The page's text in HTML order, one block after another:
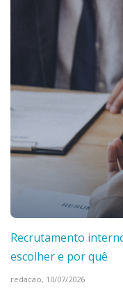
Recrutamento
escolher e por quê
redacao, 10/07/2026